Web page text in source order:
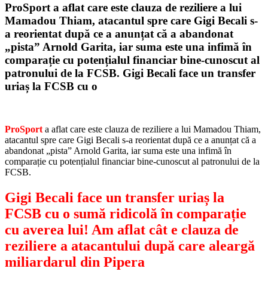
ProSport a aflat care este clauza de reziliere a lui
Mamadou Thiam, atacantul spre care Gigi Becali s-
a reorientat după ce a anunțat că a abandonat
„pista” Arnold Garita, iar suma este una infimă în
comparație cu potențialul financiar bine-cunoscut al
patronului de la FCSB. Gigi Becali face un transfer
uriaș la FCSB cu o
ProSporta aflat care este clauza de reziliere a lui Mamadou Thiam,
atacantul spre care Gigi Becali s-a reorientat după ce a anunțat că a
abandonat „pista” Arnold Garita, iar suma este una infimă în
comparație cu potențialul financiar bine-cunoscut al patronului de la
FCSB.
Gigi Becali face un transfer uriaș la
FCSB cu o sumă ridicolă în comparație
cu averea lui! Am aflat cât e clauza de
reziliere a atacantului după care aleargă
miliardarul din Pipera